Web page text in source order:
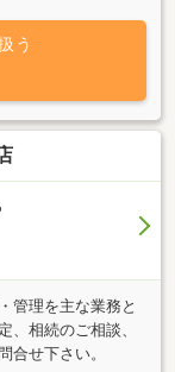
一丸となりお受け
報 【(株)オフィ
書・許認可・遺
】
案 【空き家管理
う
管理を主な業務と
、相続のご相談、
合せ下さい。